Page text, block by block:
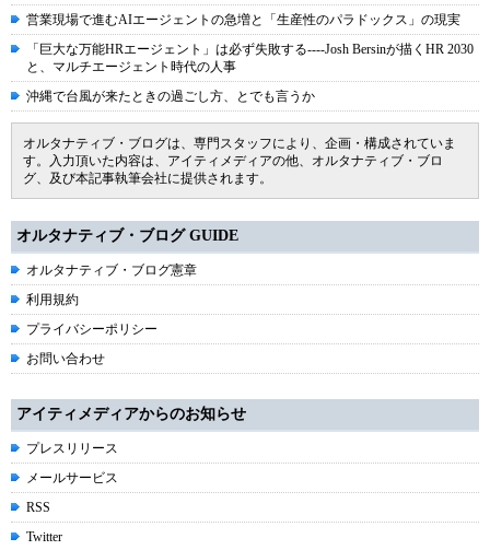
営業現場で進むAIエージェントの急増と「生産性のパラドックス」の現実
「巨大な万能HRエージェント」は必ず失敗する----Josh Bersinが描くHR 2030
と、マルチエージェント時代の人事
沖縄で台風が来たときの過ごし方、とでも言うか
オルタナティブ・ブログは、専門スタッフにより、企画・構成されていま
す。入力頂いた内容は、アイティメディアの他、オルタナティブ・ブロ
グ、及び本記事執筆会社に提供されます。
オルタナティブ・ブログ GUIDE
オルタナティブ・ブログ憲章
利用規約
プライバシーポリシー
お問い合わせ
アイティメディアからのお知らせ
プレスリリース
メールサービス
RSS
Twitter